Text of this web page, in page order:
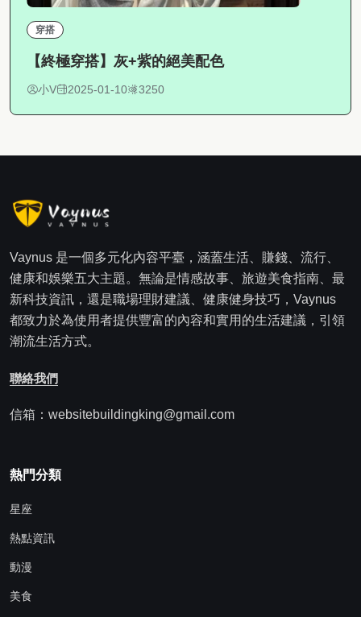
穿搭
【終極穿搭】灰+紫的絕美配色
小V 2025-01-10 3250
Vaynus 是一個多元化內容平臺，涵蓋生活、賺錢、流行、
健康和娛樂五大主題。無論是情感故事、旅遊美食指南、最
新科技資訊，還是職場理財建議、健康健身技巧，Vaynus
都致力於為使用者提供豐富的內容和實用的生活建議，引領
潮流生活方式。
聯絡我們
信箱：websitebuildingking@gmail.com
熱門分類
星座
熱點資訊
動漫
美食